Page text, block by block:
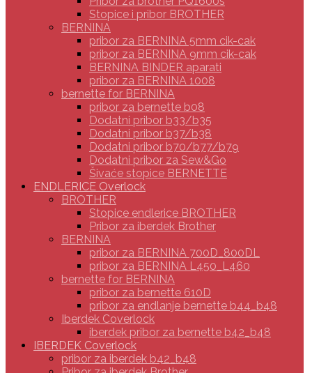
Stopice i pribor BROTHER
BERNINA
pribor za BERNINA 5mm cik-cak
pribor za BERNINA 9mm cik-cak
BERNINA BINDER aparati
pribor za BERNINA 1008
bernette for BERNINA
pribor za bernette b08
Dodatni pribor b33/b35
Dodatni pribor b37/b38
Dodatni pribor b70/b77/b79
Dodatni pribor za Sew&Go
Šivaće stopice BERNETTE
ENDLERICE Overlock
BROTHER
Stopice endlerice BROTHER
Pribor za iberdek Brother
BERNINA
pribor za BERNINA 700D_800DL
pribor za BERNINA L450_L460
bernette for BERNINA
pribor za bernette 610D
pribor za endlanje bernette b44_b48
Iberdek Coverlock
iberdek pribor za bernette b42_b48
IBERDEK Coverlock
pribor za iberdek b42_b48